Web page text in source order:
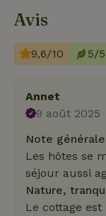
Avis
9,6/10 5/5
Annet
9 août 2025
Note
Les hôtes se
séjour aussi
Nature,
Le cottage